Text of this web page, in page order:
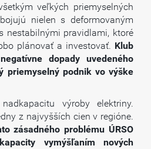
veľkých priemyselných
nielen s deformovaným
nestabilnými pravidlami, ktoré
plánovať a investovať. Klub
dopady uvedeného
priemyselný podnik vo výške
výroby elektriny.
z najvyšších cien v regióne.
zásadného problému ÚRSO
vymýšľaním nových